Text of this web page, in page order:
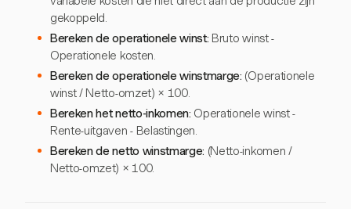
gekoppeld.
Bereken de operationele winst: Bruto winst -
Operationele kosten.
Bereken de operationele winstmarge: (Operationele
winst / Netto-omzet) × 100.
Bereken het netto-inkomen: Operationele winst -
Rente-uitgaven - Belastingen.
Bereken de netto winstmarge: (Netto-inkomen /
Netto-omzet) × 100.